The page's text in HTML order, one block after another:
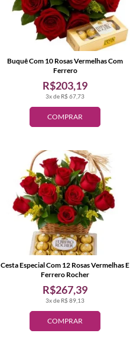
COMPRAR
3x de R$ 67,73
R$203,19
Buquê Com 10 Rosas Vermelhas Com
Ferrero
COMPRAR
3x de R$ 89,13
R$267,39
Cesta Especial Com 12 Rosas Vermelhas E
Ferrero Rocher